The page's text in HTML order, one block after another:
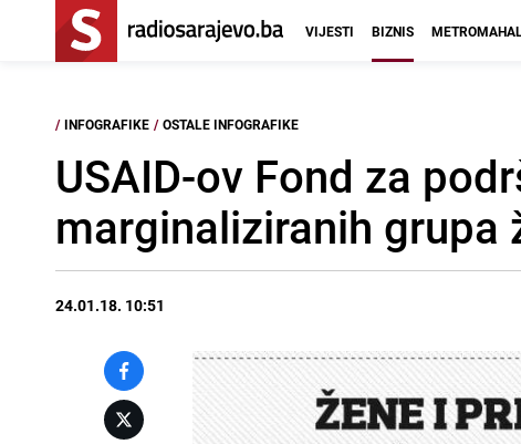
VIJESTI BIZNIS
/ INFOGRAFIKE / OSTALE INFOGRAFIKE
USAID-ov Fond za
marginaliziranih grupa
24.01.18. 10:51